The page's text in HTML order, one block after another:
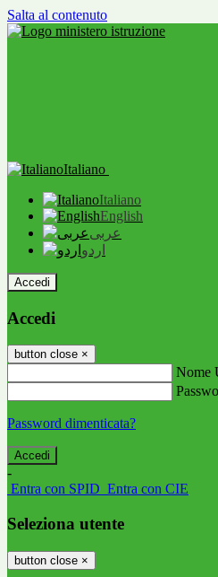
Salta al contenuto
Italiano
Italiano
English
عربى
اردو
Accedi
Accedi
button close ×
Nome
Password dimenticata?
-
Entra con SPID Entra con CIE
Seleziona utente
button close ×